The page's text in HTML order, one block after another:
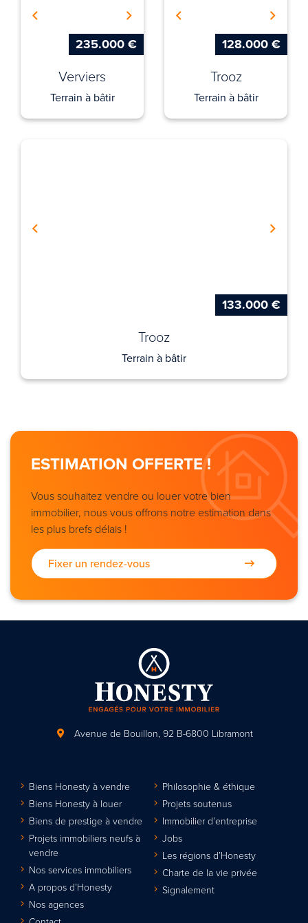
235.000 €
Verviers
Terrain à bâtir
128.000 €
Trooz
Terrain à bâtir
133.000 €
Trooz
Terrain à bâtir
ESTIMATION OFFERTE !
Vous souhaitez vendre ou louer votre bien
immobilier, nous vous offrons notre estimation dans
les plus brefs délais !
Fixer un rendez-vous
Avenue de Bouillon, 92 B-6800 Libramont
Biens Honesty à vendre
Biens Honesty à louer
Biens de prestige à vendre
Projets immobiliers neufs à
vendre
Nos services immobiliers
A propos d’Honesty
Nos agences
Philosophie & éthique
Projets soutenus
Immobilier d’entreprise
Jobs
Les régions d’Honesty
Charte de la vie privée
Signalement